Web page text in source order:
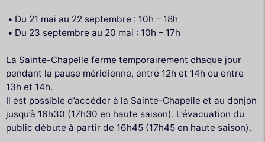
Du 21 mai au 22 septembre : 10h – 18h
Du 23 septembre au 20 mai : 10h – 17h
La Sainte-Chapelle ferme temporairement chaque jour
pendant la pause méridienne, entre 12h et 14h ou entre
13h et 14h.
Il est possible d’accéder à la Sainte-Chapelle et au donjon
jusqu’à 16h30 (17h30 en haute saison). L’évacuation du
public débute à partir de 16h45 (17h45 en haute saison).